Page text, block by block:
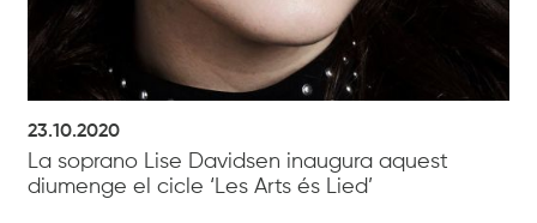
23.10.2020
La soprano Lise Davidsen inaugura aquest
diumenge el cicle ‘Les Arts és Lied’